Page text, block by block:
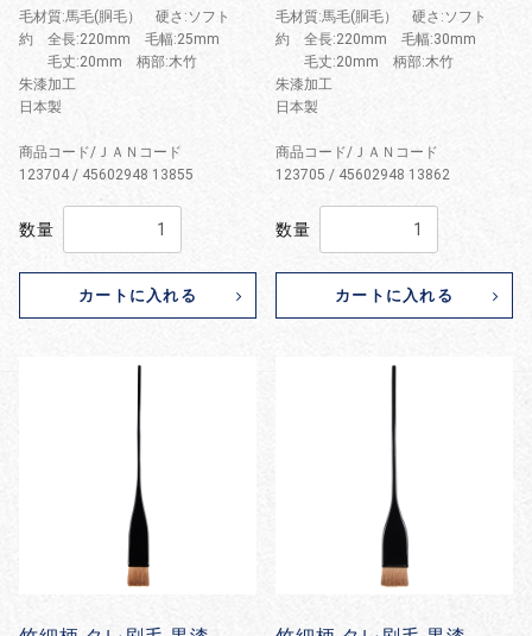
毛材質:馬毛(胴毛） 硬さ:ソフト
約 全長:220mm 毛幅:25mm
毛丈:20mm 柄部:木竹
朱漆加工
日本製
商品コード/ＪＡＮコード
123704 / 45602948 13855
数量
カートに入れる
毛材質:馬毛(胴毛） 硬さ:ソフト
約 全長:220mm 毛幅:30mm
毛丈:20mm 柄部:木竹
朱漆加工
日本製
商品コード/ＪＡＮコード
123705 / 45602948 13862
数量
カートに入れる